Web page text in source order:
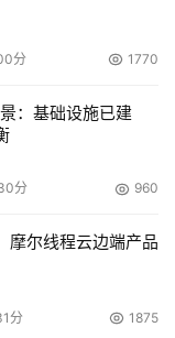
分 1770
：基础设施已建
分 960
摩尔线程云边端产品
分 1875